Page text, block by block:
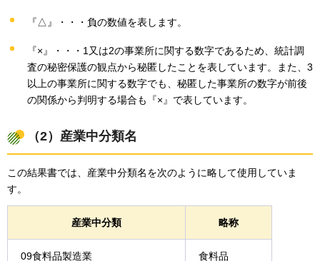
『△』・・・負の数値を表します。
『×』・・・1又は2の事業所に関する数字であるため、統計調
査の秘密保護の観点から秘匿したことを表しています。また、3
以上の事業所に関する数字でも、秘匿した事業所の数字が前後
の関係から判明する場合も『×』で表しています。
（2）産業中分類名
この結果書では、産業中分類名を次のように略して使用していま
す。
産業中分類 略称
09食料品製造業 食料品